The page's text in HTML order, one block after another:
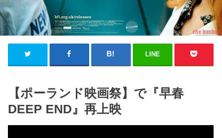
LINE
【ポーランド映画祭】で『早春
DEEP END』再上映